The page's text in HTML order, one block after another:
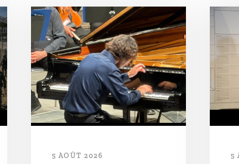
5 AOÛT 2026 5